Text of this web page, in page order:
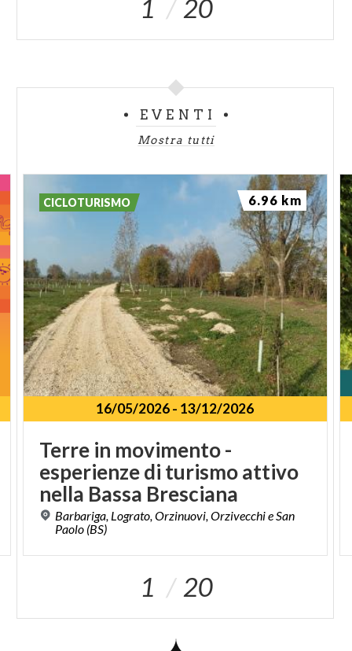
1 20
EVENTI
Mostra tutti
16/05/2026- 13/12/2026
Terre in movimento -
esperienze di turismo attivo
nella Bassa Bresciana
Barbariga, Lograto, Orzinuovi, Orzivecchi e San
Paolo (BS)
CICLOTURISMO 6.96 km
1 20